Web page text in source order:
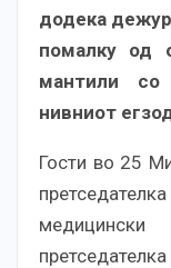
додека
помалку од
мантили
нивниот
Гости во 25
медицински